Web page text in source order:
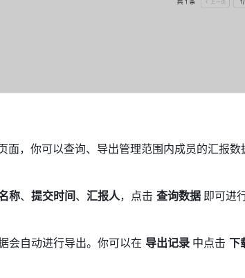
面，你可以查询、导出管理范围内成员的汇报数
称、 提交时间、 汇报人，点击 查询数据 即可进
会自动进行导出。你可以在 导出记录 中点击 下